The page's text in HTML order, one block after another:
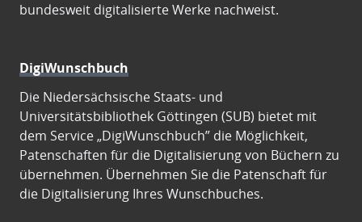
bundesweit digitalisierte Werke nachweist.
DigiWunschbuch
Die Niedersächsische Staats- und
Universitätsbibliothek Göttingen (SUB) bietet mit
dem Service „DigiWunschbuch” die Möglichkeit,
Patenschaften für die Digitalisierung von Büchern zu
übernehmen. Übernehmen Sie die Patenschaft für
die Digitalisierung Ihres Wunschbuches.